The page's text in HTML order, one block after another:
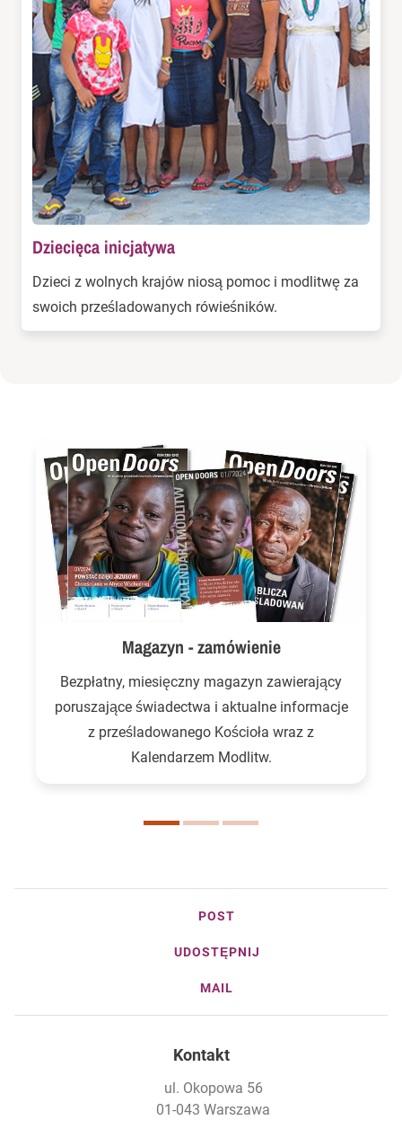
Dziecięca inicjatywa
Dzieci z wolnych krajów niosą pomoc i modlitwę za
swoich prześladowanych rówieśników.
Magazyn - zamówienie
Bezpłatny, miesięczny magazyn zawierający
poruszające świadectwa i aktualne informacje
z prześladowanego Kościoła wraz z
Kalendarzem Modlitw.
POST
UDOSTĘPNIJ
MAIL
Kontakt
ul. Okopowa 56
01-043 Warszawa